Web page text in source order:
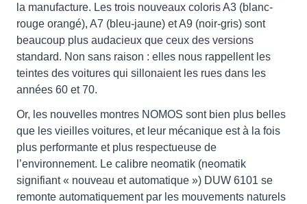
la manufacture. Les trois nouveaux coloris A3 (blanc-
rouge orangé), A7 (bleu-jaune) et A9 (noir-gris) sont
beaucoup plus audacieux que ceux des versions
standard. Non sans raison : elles nous rappellent les
teintes des voitures qui sillonaient les rues dans les
années 60 et 70.
Or, les nouvelles montres NOMOS sont bien plus belles
que les vieilles voitures, et leur mécanique est à la fois
plus performante et plus respectueuse de
l’environnement. Le calibre neomatik (neomatik
signifiant « nouveau et automatique ») DUW 6101 se
remonte automatiquement par les mouvements naturels